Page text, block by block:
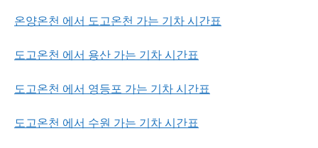
온양온천 에서 도고온천 가는 기차 시간표
도고온천 에서 용산 가는 기차 시간표
도고온천 에서 영등포 가는 기차 시간표
도고온천 에서 수원 가는 기차 시간표